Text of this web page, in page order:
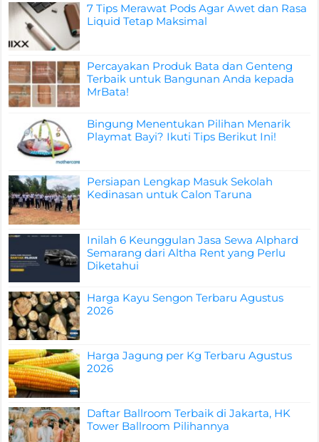
7 Tips Merawat Pods Agar Awet dan Rasa
Liquid Tetap Maksimal
Percayakan Produk Bata dan Genteng
Terbaik untuk Bangunan Anda kepada
MrBata!
Bingung Menentukan Pilihan Menarik
Playmat Bayi? Ikuti Tips Berikut Ini!
Persiapan Lengkap Masuk Sekolah
Kedinasan untuk Calon Taruna
Inilah 6 Keunggulan Jasa Sewa Alphard
Semarang dari Altha Rent yang Perlu
Diketahui
Harga Kayu Sengon Terbaru Agustus
2026
Harga Jagung per Kg Terbaru Agustus
2026
Daftar Ballroom Terbaik di Jakarta, HK
Tower Ballroom Pilihannya